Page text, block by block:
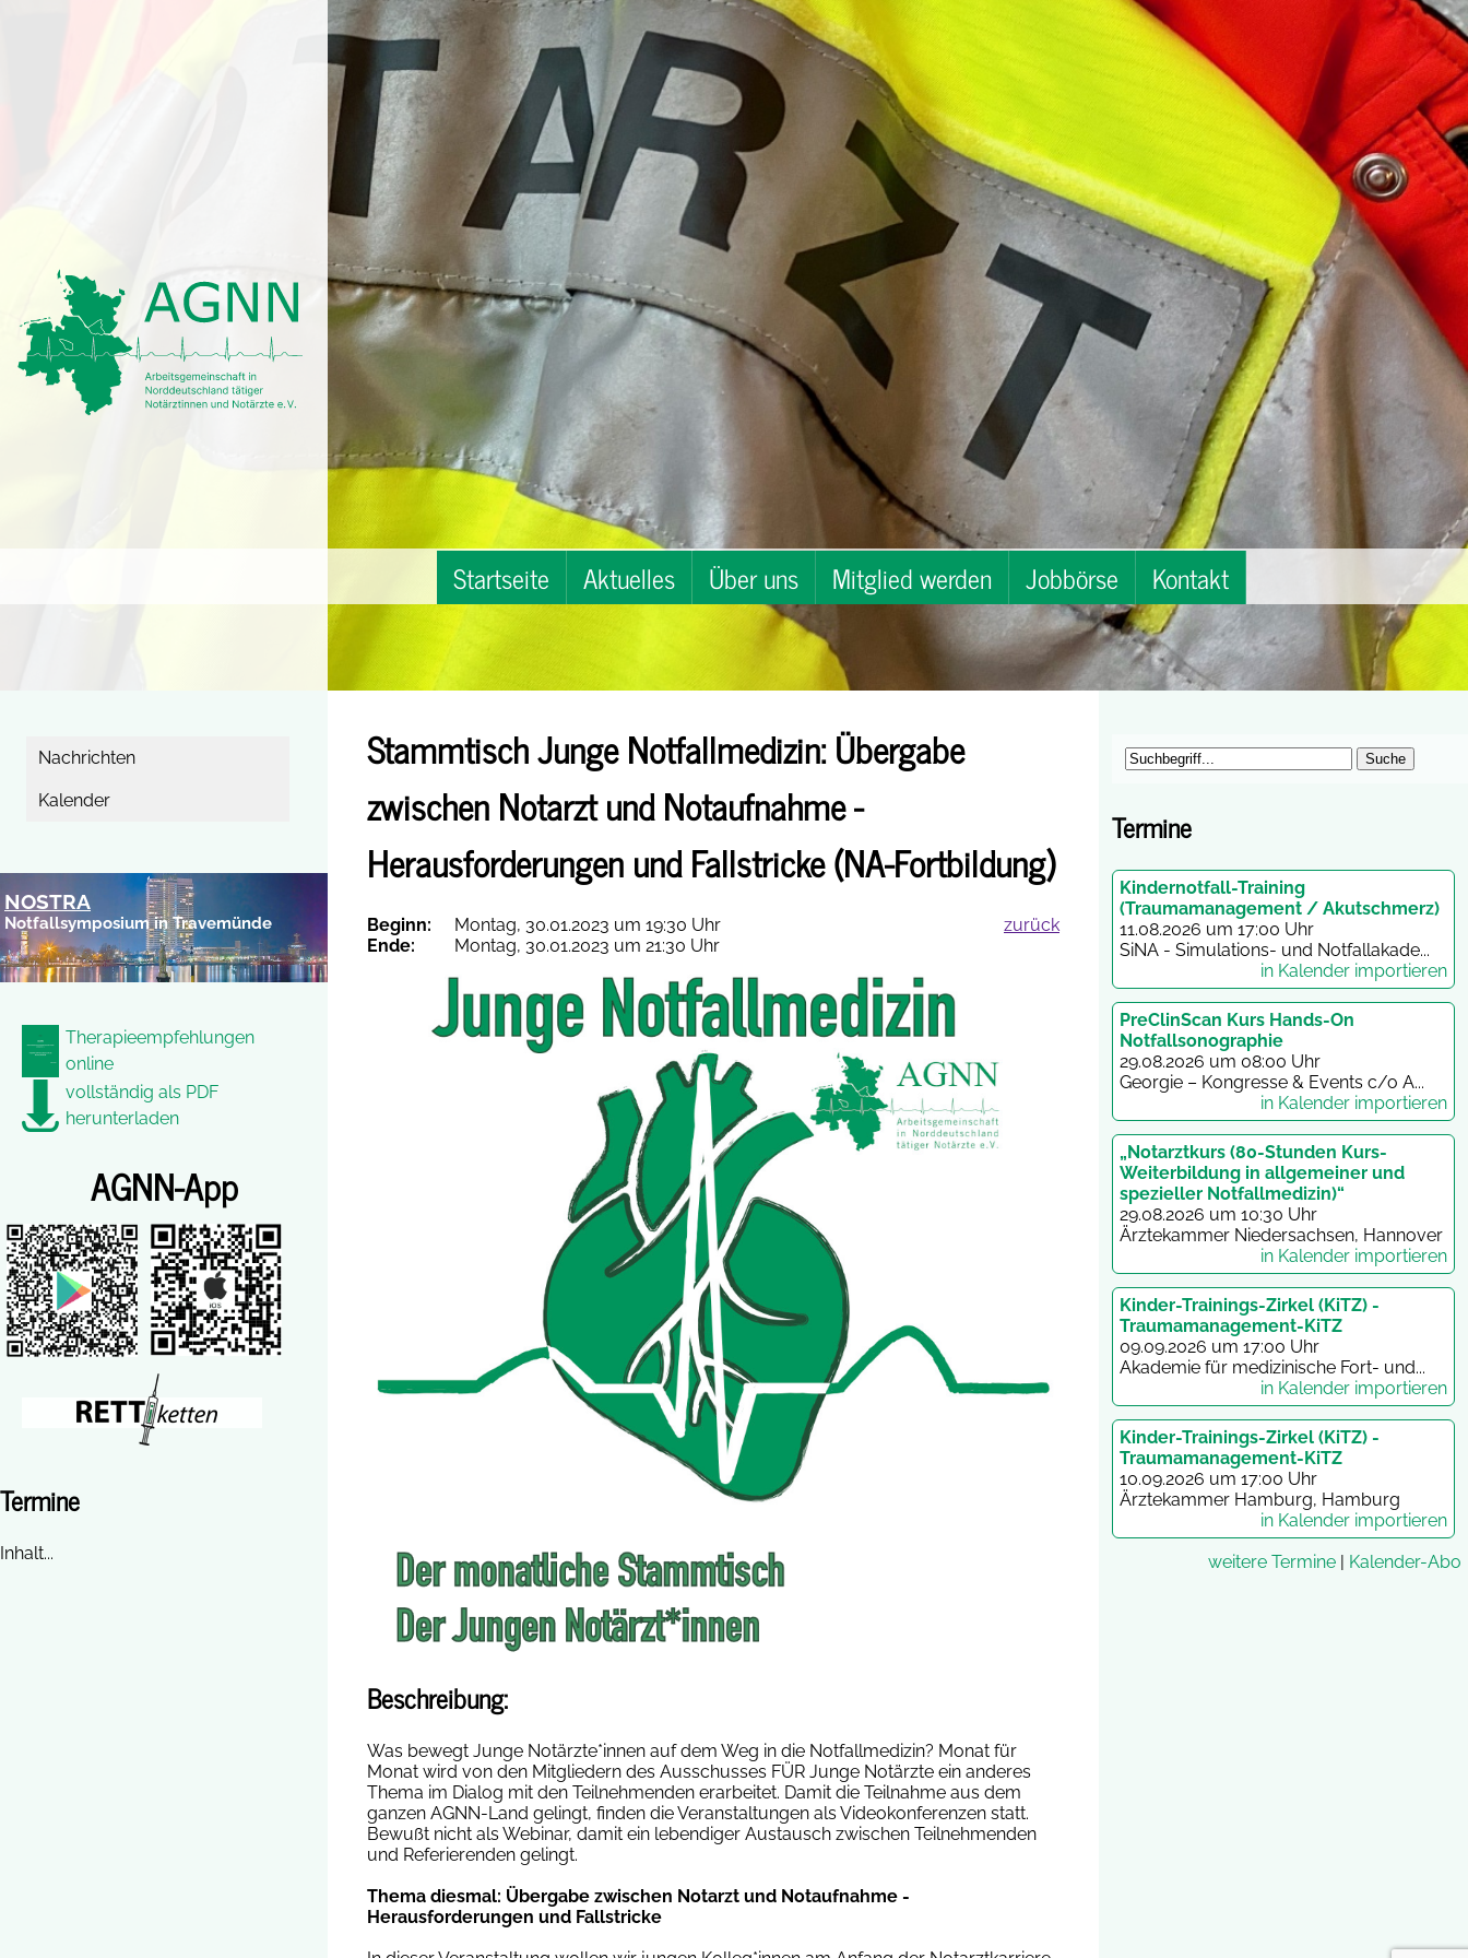
Startseite Aktuelles Über uns Mitglied werden Jobbörse Kontakt
Nachrichten
Kalender
NOSTRA
Notfallsymposium in Travemünde
Therapieempfehlungen
online
vollständig als PDF
herunterladen
AGNN-App
Termine
Inhalt...
Stammtisch Junge Notfallmedizin: Übergabe
zwischen Notarzt und Notaufnahme -
Herausforderungen und Fallstricke (NA-Fortbildung)
zurück
Beginn:
Montag, 30.01.2023 um 19:30 Uhr
Ende:
Montag, 30.01.2023 um 21:30 Uhr
Beschreibung:
Was bewegt Junge Notärzte*innen auf dem Weg in die Notfallmedizin? Monat für
Monat wird von den Mitgliedern des Ausschusses FÜR Junge Notärzte ein anderes
Thema im Dialog mit den Teilnehmenden erarbeitet. Damit die Teilnahme aus dem
ganzen AGNN-Land gelingt, finden die Veranstaltungen als Videokonferenzen statt.
Bewußt nicht als Webinar, damit ein lebendiger Austausch zwischen Teilnehmenden
und Referierenden gelingt.
Thema diesmal: Übergabe zwischen Notarzt und Notaufnahme -
Herausforderungen und Fallstricke
Termine
Kindernotfall-Training
(Traumamanagement / Akutschmerz)
11.08.2026 um 17:00 Uhr
SiNA - Simulations- und Notfallakade...
in Kalender importieren
PreClinScan Kurs Hands-On
Notfallsonographie
29.08.2026 um 08:00 Uhr
Georgie – Kongresse & Events c/o A...
in Kalender importieren
„Notarztkurs (80-Stunden Kurs-
Weiterbildung in allgemeiner und
spezieller Notfallmedizin)“
29.08.2026 um 10:30 Uhr
Ärztekammer Niedersachsen, Hannover
in Kalender importieren
Kinder-Trainings-Zirkel (KiTZ) -
Traumamanagement-KiTZ
09.09.2026 um 17:00 Uhr
Akademie für medizinische Fort- und...
in Kalender importieren
Kinder-Trainings-Zirkel (KiTZ) -
Traumamanagement-KiTZ
10.09.2026 um 17:00 Uhr
Ärztekammer Hamburg, Hamburg
in Kalender importieren
weitere Termine | Kalender-Abo